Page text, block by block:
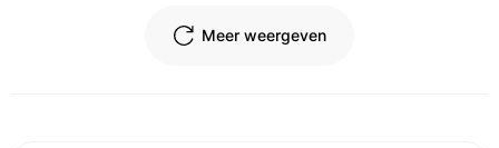
Meer weergeven